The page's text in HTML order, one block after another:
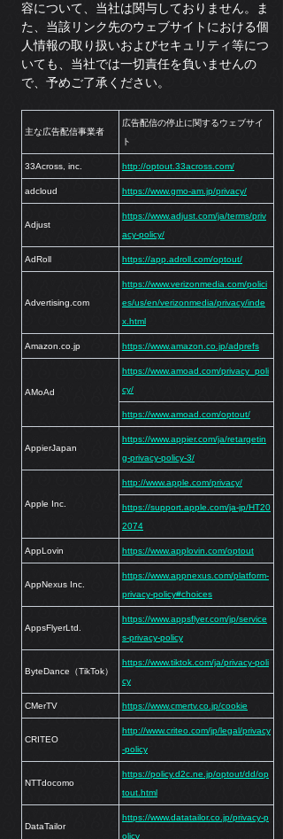
容について、当社は関与しておりません。ま
た、当該リンク先のウェブサイトにおける個
人情報の取り扱いおよびセキュリティ等につ
いても、当社では一切責任を負いませんの
で、予めご了承ください。
主な広告配信事業者
広告配信の停止に関するウェブサイ
ト
33Across, inc. http://optout.33across.com/
adcloud https://www.gmo-am.jp/privacy/
Adjust
https://www.adjust.com/ja/terms/priv
acy-policy/
AdRoll https://app.adroll.com/optout/
Advertising.com
https://www.verizonmedia.com/polici
es/us/en/verizonmedia/privacy/inde
x.html
Amazon.co.jp https://www.amazon.co.jp/adprefs
AMoAd
https://www.amoad.com/privacy_poli
cy/
https://www.amoad.com/optout/
AppierJapan
https://www.appier.com/ja/retargetin
g-privacy-policy-3/
Apple Inc.
http://www.apple.com/privacy/
https://support.apple.com/ja-jp/HT20
2074
AppLovin https://www.applovin.com/optout
AppNexus Inc.
https://www.appnexus.com/platform-
privacy-policy#choices
AppsFlyerLtd.
https://www.appsflyer.com/jp/service
s-privacy-policy
ByteDance（TikTok）
https://www.tiktok.com/ja/privacy-poli
cy
CMerTV https://www.cmertv.co.jp/cookie
CRITEO
http://www.criteo.com/jp/legal/privacy
-policy
NTTdocomo
https://policy.d2c.ne.jp/optout/dd/op
tout.html
DataTailor
https://www.datatailor.co.jp/privacy-p
olicy